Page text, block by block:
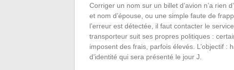
Corriger un nom sur un billet d’avion n’a rien
et nom d’épouse, ou une simple faute de
l’erreur est détectée, il faut contacter le
transporteur suit ses propres politiques :
imposent des frais, parfois élevés. L’objectif
d’identité qui sera présenté le jour J.